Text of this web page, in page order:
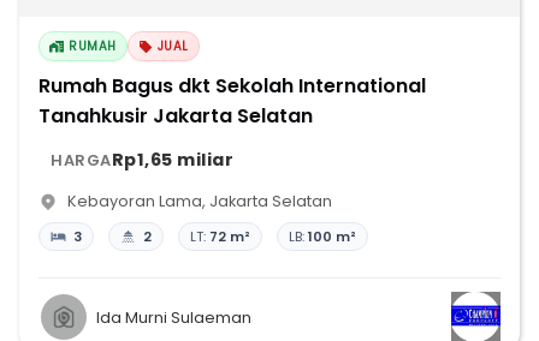
RUMAH JUAL
Rumah Bagus dkt Sekolah International
Tanahkusir Jakarta Selatan
HARGARp1,65 miliar
Kebayoran Lama, Jakarta Selatan
3 2 LT: 72 m² LB:100 m²
Ida Murni Sulaeman